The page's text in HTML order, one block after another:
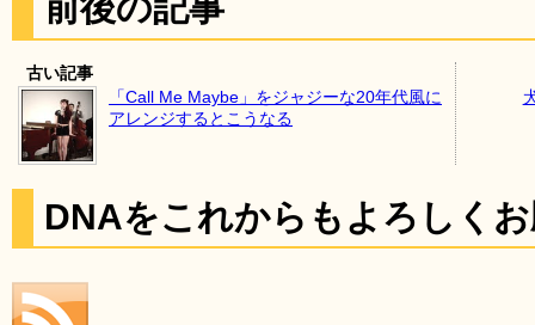
前後の記事
古い記事
「Call Me Maybe」をジャジーな20年代風に
アレンジするとこうなる
DNAをこれからもよろしく